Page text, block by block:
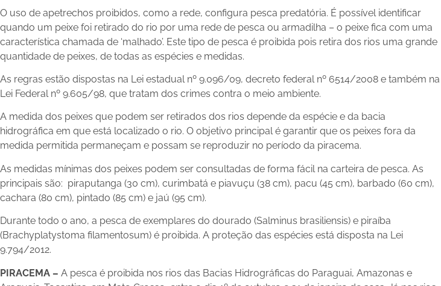
O uso de apetrechos proibidos, como a rede, configura pesca predatória. É possível identificar
quando um peixe foi retirado do rio por uma rede de pesca ou armadilha – o peixe fica com uma
característica chamada de ‘malhado’. Este tipo de pesca é proibida pois retira dos rios uma grande
quantidade de peixes, de todas as espécies e medidas.
As regras estão dispostas na Lei estadual nº 9.096/09, decreto federal nº 6514/2008 e também na
Lei Federal nº 9.605/98, que tratam dos crimes contra o meio ambiente.
A medida dos peixes que podem ser retirados dos rios depende da espécie e da bacia
hidrográfica em que está localizado o rio. O objetivo principal é garantir que os peixes fora da
medida permitida permaneçam e possam se reproduzir no período da piracema.
As medidas mínimas dos peixes podem ser consultadas de forma fácil na carteira de pesca. As
principais são: piraputanga (30 cm), curimbatá e piavuçu (38 cm), pacu (45 cm), barbado (60 cm),
cachara (80 cm), pintado (85 cm) e jaú (95 cm).
Durante todo o ano, a pesca de exemplares do dourado (Salminus brasiliensis) e piraíba
(Brachyplatystoma filamentosum) é proibida. A proteção das espécies está disposta na Lei
9.794/2012.
PIRACEMA – A pesca é proibida nos rios das Bacias Hidrográficas do Paraguai, Amazonas e